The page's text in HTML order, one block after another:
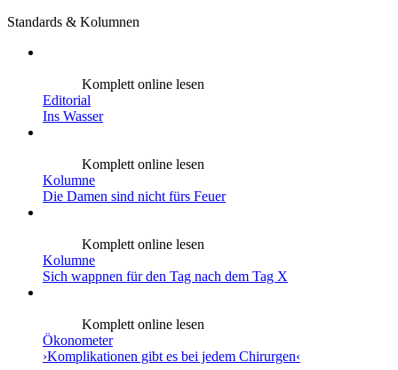
Standards & Kolumnen
Komplett online lesen
Editorial
Ins Wasser
Komplett online lesen
Kolumne
Die Damen sind nicht fürs Feuer
Komplett online lesen
Kolumne
Sich wappnen für den Tag nach dem Tag X
Komplett online lesen
Ökonometer
›Komplikationen gibt es bei jedem Chirurgen‹